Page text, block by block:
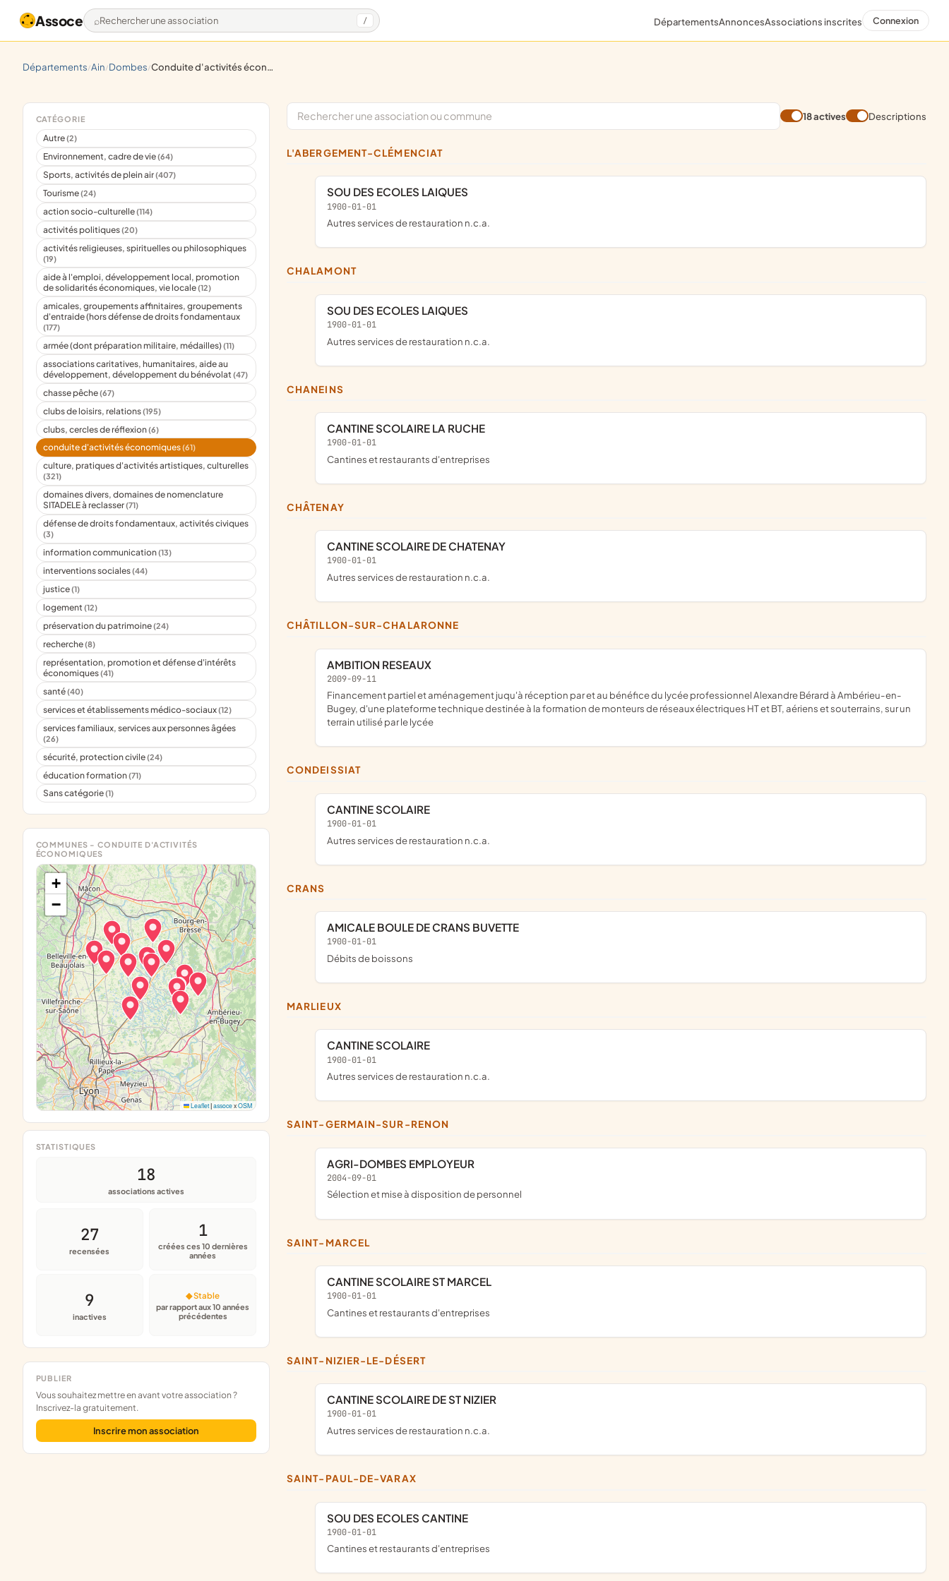
Assoce Rechercher une association / DépartementsAnnoncesAssociations inscrites Connexion
départements/ ain/ dombes/ conduite d'activités économiques
CATÉGORIE
Autre(2)
Environnement, cadre de vie(64)
Sports, activités de plein air(407)
Tourisme(24)
action socio-culturelle(114)
activités politiques(20)
activités religieuses, spirituelles ou philosophiques
(19)
aide à l'emploi, développement local, promotion
de solidarités économiques, vie locale(12)
amicales, groupements affinitaires, groupements
d'entraide (hors défense de droits fondamentaux
(177)
armée (dont préparation militaire, médailles)(11)
associations caritatives, humanitaires, aide au
développement, développement du bénévolat(47)
chasse pêche(67)
clubs de loisirs, relations(195)
clubs, cercles de réflexion(6)
conduite d'activités économiques(61)
culture, pratiques d'activités artistiques, culturelles
(321)
domaines divers, domaines de nomenclature
SITADELE à reclasser(71)
défense de droits fondamentaux, activités civiques
(3)
information communication(13)
interventions sociales(44)
justice(1)
logement(12)
préservation du patrimoine(24)
recherche(8)
représentation, promotion et défense d'intérêts
économiques(41)
santé(40)
services et établissements médico-sociaux(12)
services familiaux, services aux personnes âgées
(26)
sécurité, protection civile(24)
éducation formation(71)
Sans catégorie(1)
STATISTIQUES
18
associations actives
27
recensées
1
créées ces 10 dernières
années
9
inactives
◆ Stable
par rapport aux 10 années
précédentes
PUBLIER
Vous souhaitez mettre en avant votre association ?
Inscrivez-la gratuitement.
Inscrire mon association
18 actives Descriptions
L'ABERGEMENT-CLÉMENCIAT
SOU DES ECOLES LAIQUES
1900-01-01
Autres services de restauration n.c.a.
CHALAMONT
SOU DES ECOLES LAIQUES
1900-01-01
Autres services de restauration n.c.a.
CHANEINS
CANTINE SCOLAIRE LA RUCHE
1900-01-01
Cantines et restaurants d'entreprises
CHÂTENAY
CANTINE SCOLAIRE DE CHATENAY
1900-01-01
Autres services de restauration n.c.a.
CHÂTILLON-SUR-CHALARONNE
AMBITION RESEAUX
2009-09-11
financement partiel et aménagement juqu'à réception par et au bénéfice du lycée professionnel Alexandre Bérard à Ambérieu-en-
Bugey, d'une plateforme technique destinée à la formation de monteurs de réseaux électriques HT et BT, aériens et souterrains, sur un
terrain utilisé par le lycée
CONDEISSIAT
CANTINE SCOLAIRE
1900-01-01
Autres services de restauration n.c.a.
CRANS
AMICALE BOULE DE CRANS BUVETTE
1900-01-01
Débits de boissons
MARLIEUX
CANTINE SCOLAIRE
1900-01-01
Autres services de restauration n.c.a.
SAINT-GERMAIN-SUR-RENON
AGRI-DOMBES EMPLOYEUR
2004-09-01
Sélection et mise à disposition de personnel
SAINT-MARCEL
CANTINE SCOLAIRE ST MARCEL
1900-01-01
Cantines et restaurants d'entreprises
SAINT-NIZIER-LE-DÉSERT
CANTINE SCOLAIRE DE ST NIZIER
1900-01-01
Autres services de restauration n.c.a.
SAINT-PAUL-DE-VARAX
SOU DES ECOLES CANTINE
1900-01-01
Cantines et restaurants d'entreprises
COMMUNES - CONDUITE D'ACTIVITÉS
ÉCONOMIQUES
+
−
Leaflet| assocexOSM